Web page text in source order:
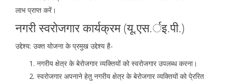
लाभ प्राप्त करें।
नगरी स्वरोजगार कार्यक्रम (यू.एस.र्इ.पी.)
उद्देश्य: उक्त योजना के प्रमुख उद्देश्य है-
नगरीय क्षेत्र के बेरोजगार व्यक्तियों को स्वरोजगार उपलब्ध करना।
स्वरोजगार अपनाने हेतु नगरीय क्षेत्र के बेरोजगार व्यक्तियों को पे्ररित